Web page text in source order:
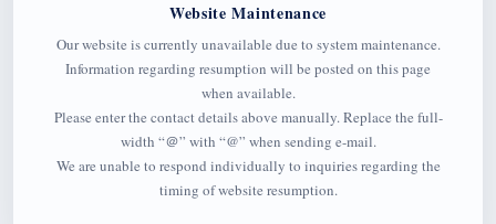
Website Maintenance
Our website is currently unavailable due to system maintenance.
Information regarding resumption will be posted on this page
when available.
Please enter the contact details above manually. Replace the full-
width “＠” with “@” when sending e-mail.
We are unable to respond individually to inquiries regarding the
timing of website resumption.